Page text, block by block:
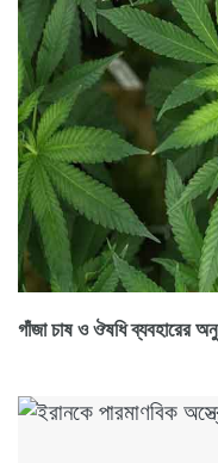
গাঁজা চাষ ও ঔষধি ব্যবহারের